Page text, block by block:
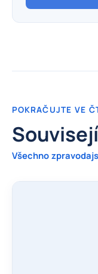
POKRAČUJTE VE
Všechno